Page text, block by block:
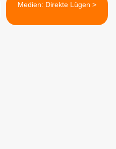
Medien: Direkte Lügen >